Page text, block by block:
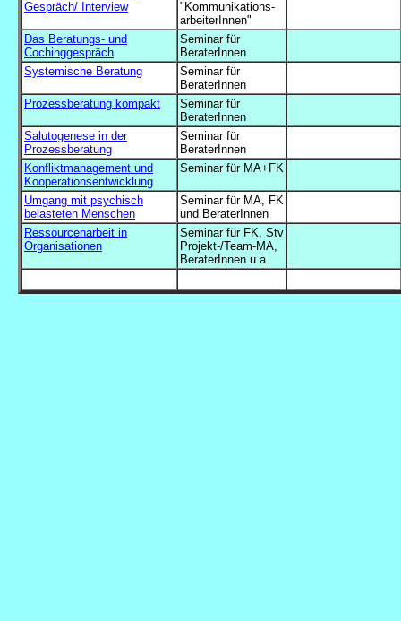
Gespräch/ Interview
"Kommunikations-
arbeiterInnen"
Das Beratungs- und
Cochinggespräch
Seminar für
BeraterInnen
Systemische Beratung
Seminar für
BeraterInnen
Prozessberatung kompakt
Seminar für
BeraterInnen
Salutogenese in der
Prozessberatung
Seminar für
BeraterInnen
Konfliktmanagement und
Kooperationsentwicklung
Seminar für MA+FK
Umgang mit psychisch
belasteten Menschen
Seminar für MA, FK
und BeraterInnen
Ressourcenarbeit in
Organisationen
Seminar für FK, Stv
Projekt-/Team-MA,
BeraterInnen u.a.